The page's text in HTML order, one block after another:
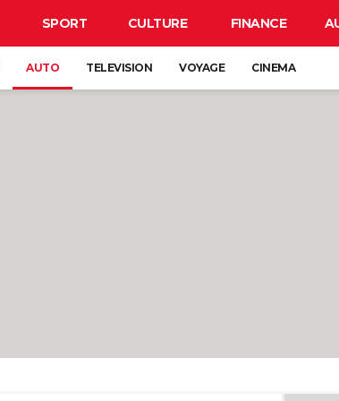
SPORT CULTURE FINANCE
AUTO TELEVISION VOYAGE CINEMA